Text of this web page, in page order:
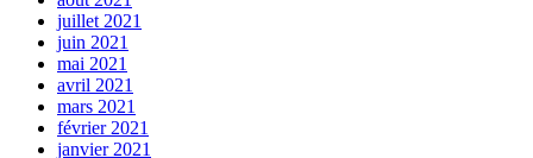
juillet 2021
juin 2021
mai 2021
avril 2021
mars 2021
février 2021
janvier 2021